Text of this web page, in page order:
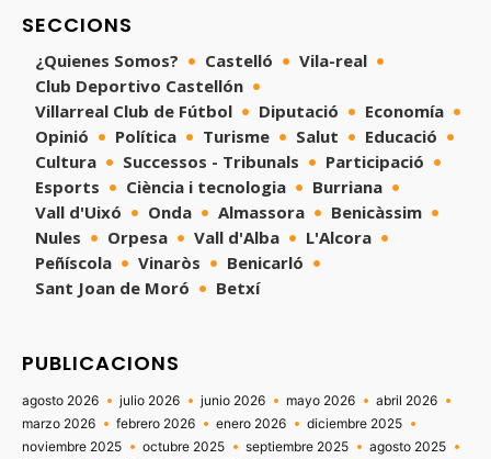
SECCIONS
¿Quienes Somos? Castelló
Vila-real
Club Deportivo Castellón
Villarreal Club de Fútbol
Diputació
Economía
Opinió
Política Turisme Salut
Educació
Cultura
Successos - Tribunals
Participació
Esports
Ciència i tecnologia
Burriana
Vall d'Uixó
Onda Almassora
Benicàssim
Nules
Orpesa Vall d'Alba
L'Alcora
Peñíscola
Vinaròs
Benicarló
Sant Joan de Moró
Betxí
PUBLICACIONS
agosto 2026 julio 2026 junio 2026 mayo 2026
abril 2026
marzo 2026
febrero 2026 enero 2026
diciembre 2025
noviembre 2025
octubre 2025 septiembre 2025
agosto 2025